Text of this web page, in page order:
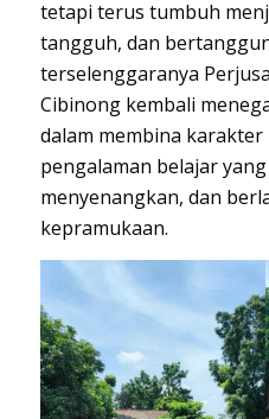
tetapi terus tumbuh
tangguh, dan
terselenggaranya
Cibinong kembali
dalam membina
pengalaman belajar
menyenangkan, dan
kepramukaan.